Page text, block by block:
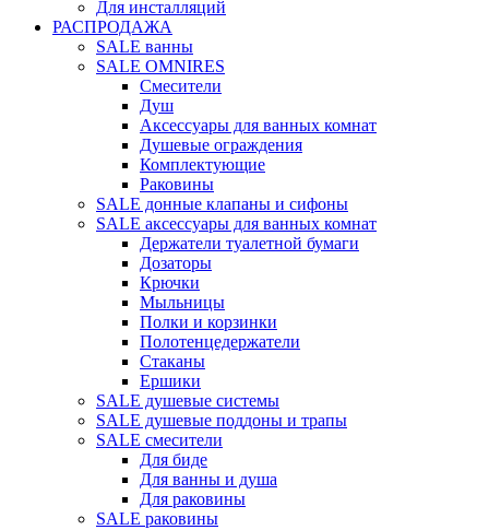
Для инсталляций
РАСПРОДАЖА
SALE ванны
SALE OMNIRES
Смесители
Душ
Аксессуары для ванных комнат
Душевые ограждения
Комплектующие
Раковины
SALE донные клапаны и сифоны
SALE аксессуары для ванных комнат
Держатели туалетной бумаги
Дозаторы
Крючки
Мыльницы
Полки и корзинки
Полотенцедержатели
Стаканы
Ершики
SALE душевые системы
SALE душевые поддоны и трапы
SALE смесители
Для биде
Для ванны и душа
Для раковины
SALE раковины